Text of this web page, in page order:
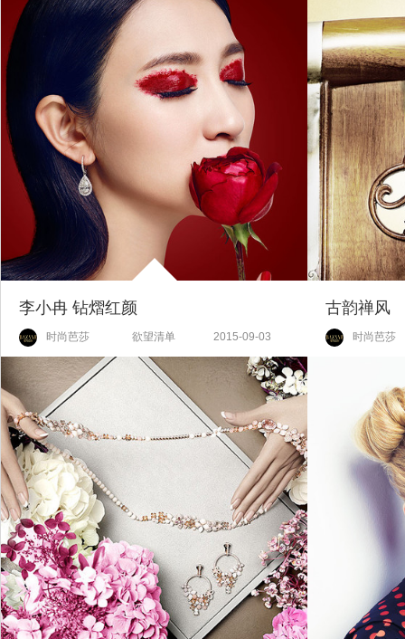
李小冉 钻熠红颜
时尚芭莎 欲望清单 2015-09-03
古韵禅风
时尚芭莎